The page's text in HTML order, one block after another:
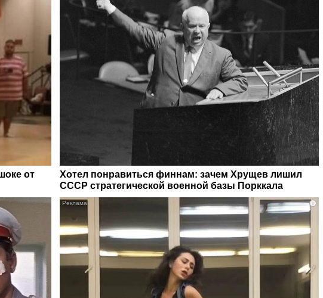
от
Хотел понравиться финнам: зачем Хрущев лишил
СССР стратегической военной базы Порккала
i